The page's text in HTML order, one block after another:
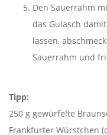
Den Sauerrahm
das Gulasch
lassen,
Sauerrahm und
Tipp:
250 g gewürfelte
Frankfurter Würstchen